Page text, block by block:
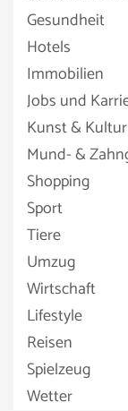
Gesundheit
Hotels
Immobilien
Jobs und
Kunst & Kultur
Mund- &
Shopping
Sport
Tiere
Umzug
Wirtschaft
Lifestyle
Reisen
Spielzeug
Wetter